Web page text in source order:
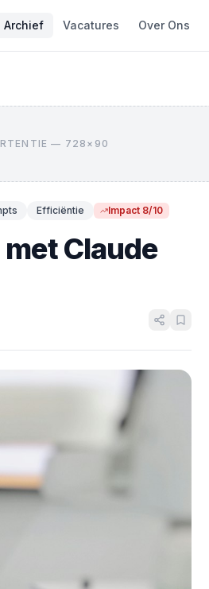
Archief Vacatures Over Ons
— 728×90
Efficiëntie Impact 8/10
Claude